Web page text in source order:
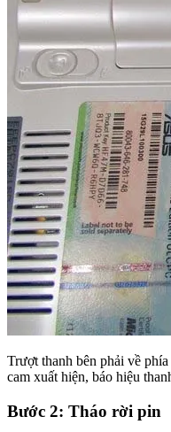
Trượt thanh bên phải về
cam xuất hiện, báo hiệu
Bước 2: Tháo rời pin